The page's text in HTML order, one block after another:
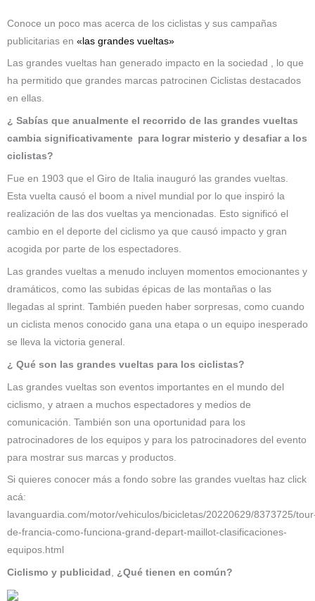
Conoce un poco mas acerca de los ciclistas y sus campañas
publicitarias en «las grandes vueltas»
Las grandes vueltas han generado impacto en la sociedad , lo que
ha permitido que grandes marcas patrocinen Ciclistas destacados
en ellas.
¿ Sabías que anualmente el recorrido de las grandes vueltas
cambia significativamente para lograr misterio y desafiar a los
ciclistas?
Fue en 1903 que el Giro de Italia inauguró las grandes vueltas.
Esta vuelta causó el boom a nivel mundial por lo que inspiró la
realización de las dos vueltas ya mencionadas. Esto significó el
cambio en el deporte del ciclismo ya que causó impacto y gran
acogida por parte de los espectadores.
Las grandes vueltas a menudo incluyen momentos emocionantes y
dramáticos, como las subidas épicas de las montañas o las
llegadas al sprint. También pueden haber sorpresas, como cuando
un ciclista menos conocido gana una etapa o un equipo inesperado
se lleva la victoria general.
¿ Qué son las grandes vueltas para los ciclistas?
Las grandes vueltas son eventos importantes en el mundo del
ciclismo, y atraen a muchos espectadores y medios de
comunicación. También son una oportunidad para los
patrocinadores de los equipos y para los patrocinadores del evento
para mostrar sus marcas y productos.
Si quieres conocer más a fondo sobre las grandes vueltas haz click
acá:
lavanguardia.com/motor/vehiculos/bicicletas/20220629/8373725/
de-francia-como-funciona-grand-depart-maillot-clasificaciones-
equipos.html
Ciclismo y publicidad , ¿Qué tienen en común?